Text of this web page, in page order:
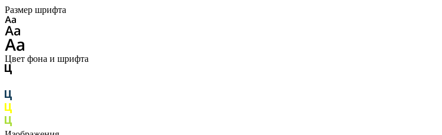
Размер шрифта
Цвет фона и шрифта